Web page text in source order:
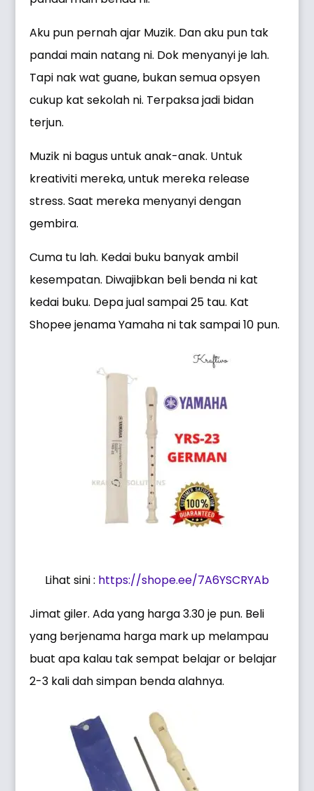
Aku pun pernah ajar Muzik. Dan aku pun tak
pandai main natang ni. Dok menyanyi je lah.
Tapi nak wat guane, bukan semua opsyen
cukup kat sekolah ni. Terpaksa jadi bidan
terjun.
Muzik ni bagus untuk anak-anak. Untuk
kreativiti mereka, untuk mereka release
stress. Saat mereka menyanyi dengan
gembira.
Cuma tu lah. Kedai buku banyak ambil
kesempatan. Diwajibkan beli benda ni kat
kedai buku. Depa jual sampai 25 tau. Kat
Shopee jenama Yamaha ni tak sampai 10 pun.
Lihat sini : https://shope.ee/7A6YSCRYAb
Jimat giler. Ada yang harga 3.30 je pun. Beli
yang berjenama harga mark up melampau
buat apa kalau tak sempat belajar or belajar
2-3 kali dah simpan benda alahnya.